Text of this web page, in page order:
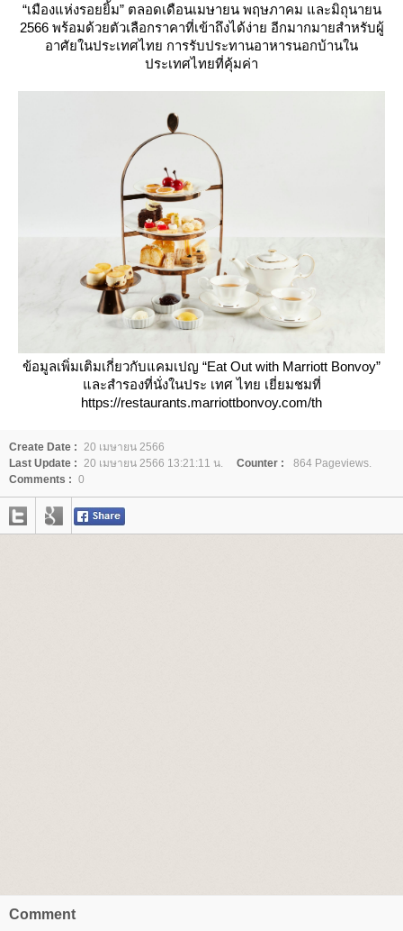
“เมืองแห่งรอยยิ้ม” ตลอดเดือนเมษายน พฤษภาคม และมิถุนายน
2566 พร้อมด้วยตัวเลือกราคาที่เข้าถึงได้ง่าย อีกมากมายสำหรับผู้
อาศัยในประเทศไทย การรับประทานอาหารนอกบ้านใน
ประเทศไทยที่คุ้มค่า
ข้อมูลเพิ่มเติมเกี่ยวกับแคมเปญ “Eat Out with Marriott Bonvoy”
ละสำรองที่นั่งในประ เทศ ไทย เยี่ยมชมที่
https://restaurants.marriottbonvoy.com/th
Create Date : 20 เมษายน 2566
Last Update : 20 เมษายน 2566 13:21:11 น. Counter :
864 Pageviews.
Comments : 0
Comment